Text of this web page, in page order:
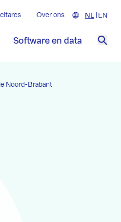
Software en data
Over ons NL EN
Noord-Brabant